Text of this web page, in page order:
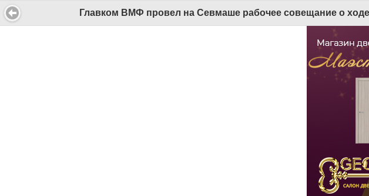
Главком ВМФ провел на Севмаше рабочее совещание о